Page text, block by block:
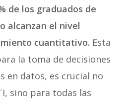
de los graduados de
alcanzan el nivel
cuantitativo. Esta
la toma de decisiones
en datos, es crucial no
sino para todas las